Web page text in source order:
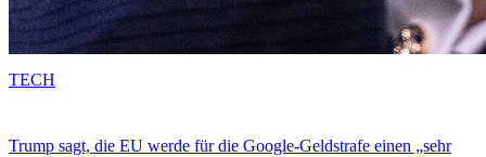
Trump sagt, die EU werde für die Google-Geldstrafe einen „sehr
TECH